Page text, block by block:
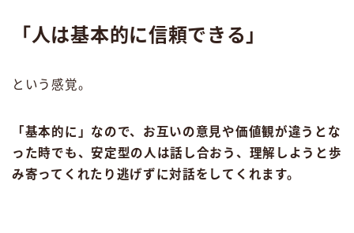
「人は基本的に信頼できる」
という感覚。
「基本的に」なので、お互いの意見や価値観が違うとな
った時でも、安定型の人は話し合おう、理解しようと歩
み寄ってくれたり逃げずに対話をしてくれます。